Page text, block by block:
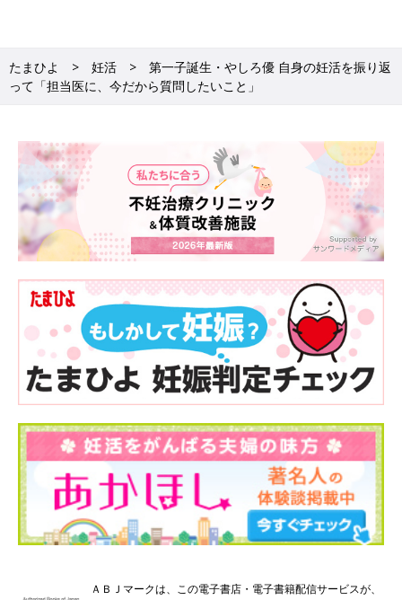
たまひよ 妊活
第一子誕生・やしろ優 自身の妊活を振り返
って「担当医に、今だから質問したいこと」
ＡＢＪマークは、この電子書店・電子書籍配信サービスが、